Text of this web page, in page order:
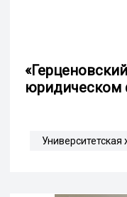
юридическом
Университетская